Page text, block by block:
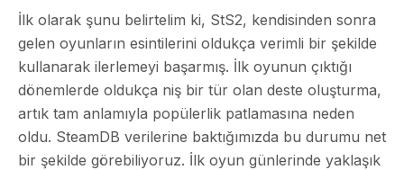
İlk olarak şunu belirtelim ki, StS2, kendisinden sonra
gelen oyunların esintilerini oldukça verimli bir şekilde
kullanarak ilerlemeyi başarmış. İlk oyunun çıktığı
dönemlerde oldukça niş bir tür olan deste oluşturma,
artık tam anlamıyla popülerlik patlamasına neden
oldu. SteamDB verilerine baktığımızda bu durumu net
bir şekilde görebiliyoruz. İlk oyun günlerinde yaklaşık